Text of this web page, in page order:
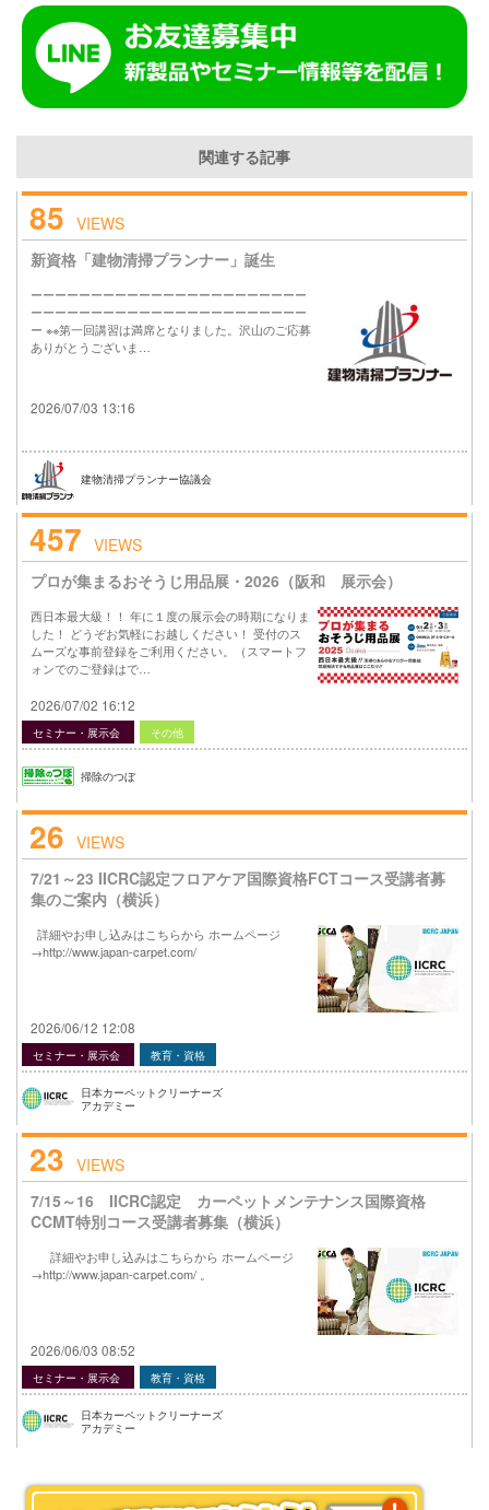
関連する記事
85 VIEWS
新資格「建物清掃プランナー」誕生
ーーーーーーーーーーーーーーーーーーーーーーー
ーーーーーーーーーーーーーーーーーーーーーーー
ー ※※第一回講習は満席となりました。沢山のご応募
ありがとうございま…
2026/07/03 13:16
建物清掃プランナー協議会
457 VIEWS
プロが集まるおそうじ用品展・2026（阪和 展示会）
西日本最大級！！ 年に１度の展示会の時期になりま
した！ どうぞお気軽にお越しください！ 受付のス
ムーズな事前登録をご利用ください。（スマートフ
ォンでのご登録はで…
2026/07/02 16:12
セミナー・展示会 その他
掃除のつぼ
26 VIEWS
7/21～23 IICRC認定フロアケア国際資格FCTコース受講者募
集のご案内（横浜）
詳細やお申し込みはこちらから ホームページ
→http://www.japan-carpet.com/
2026/06/12 12:08
セミナー・展示会 教育・資格
日本カーペットクリーナーズ
アカデミー
23 VIEWS
7/15～16 IICRC認定 カーペットメンテナンス国際資格
CCMT特別コース受講者募集（横浜）
詳細やお申し込みはこちらから ホームページ
→http://www.japan-carpet.com/ 。
2026/06/03 08:52
セミナー・展示会 教育・資格
日本カーペットクリーナーズ
アカデミー